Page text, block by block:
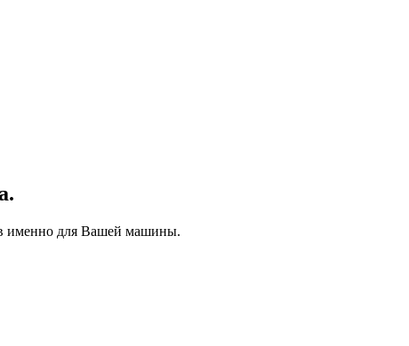
именно для Вашей машины.